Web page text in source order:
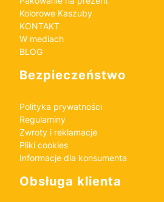
Kolorowe Kaszuby
KONTAKT
W mediach
BLOG
Bezpieczeństwo
Polityka prywatności
Regulaminy
Zwroty i reklamacje
Pliki cookies
Informacje dla konsumenta
Obsługa klienta